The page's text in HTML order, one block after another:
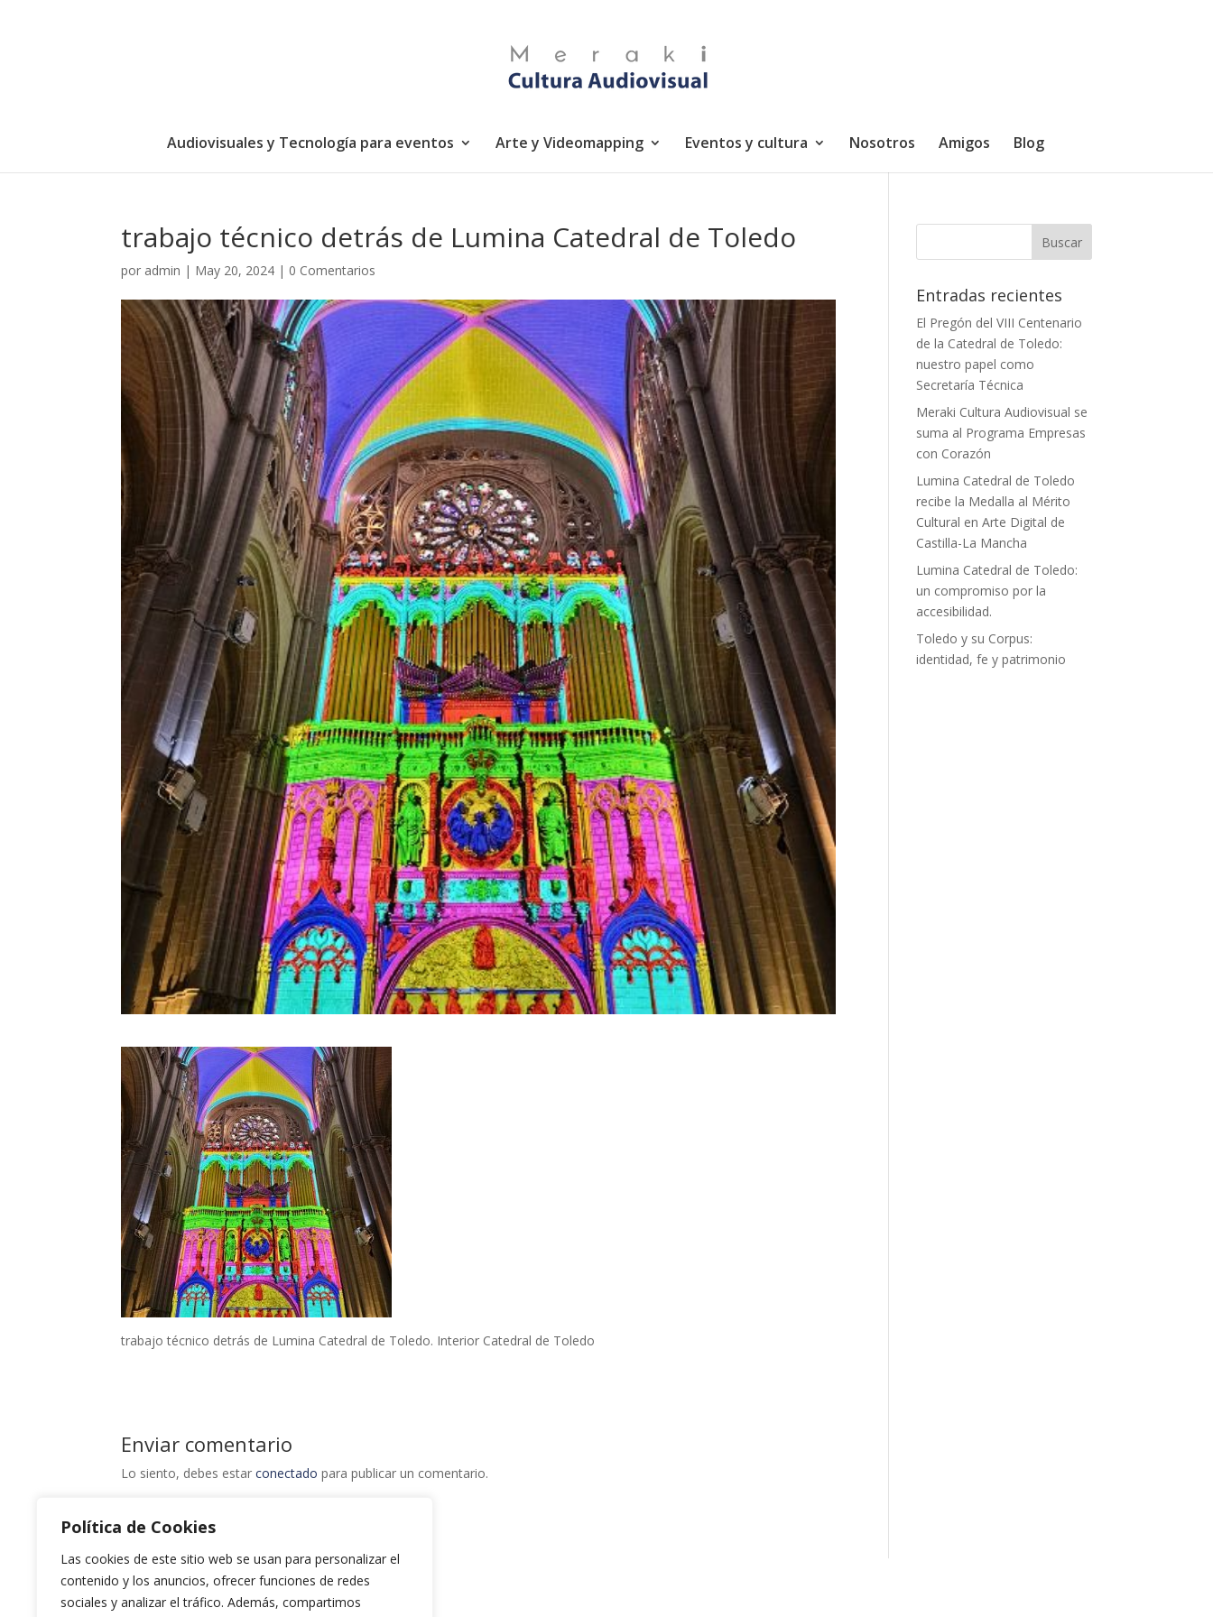
Política de Cookies
Las cookies de este sitio web se usan para personalizar el
contenido y los anuncios, ofrecer funciones de redes
sociales y analizar el tráfico. Además, compartimos
Audiovisuales y Tecnología para eventos Arte y Videomapping Eventos y cultura Nosotros Amigos Blog
trabajo técnico detrás de Lumina Catedral de Toledo
por admin | May 20, 2024 | 0 Comentarios
trabajo técnico detrás de Lumina Catedral de Toledo. Interior Catedral de Toledo
Enviar comentario
Lo siento, debes estarconectado para publicar un comentario.
Entradas recientes
El Pregón del VIII Centenario
de la Catedral de Toledo:
nuestro papel como
Secretaría Técnica
Meraki Cultura Audiovisual se
suma al Programa Empresas
con Corazón
Lumina Catedral de Toledo
recibe la Medalla al Mérito
Cultural en Arte Digital de
Castilla-La Mancha
Lumina Catedral de Toledo:
un compromiso por la
accesibilidad.
Toledo y su Corpus:
identidad, fe y patrimonio